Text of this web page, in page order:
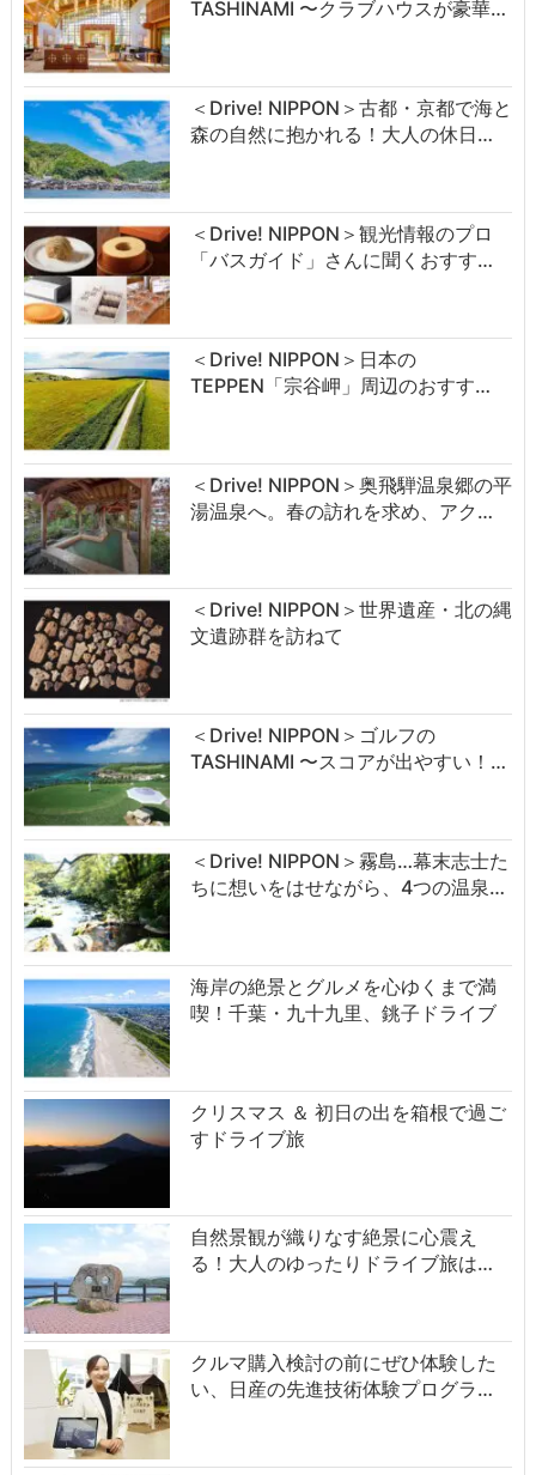
TASHINAMI 〜クラブハウスが豪華…
＜Drive! NIPPON＞古都・京都で海と
森の自然に抱かれる！大人の休日…
＜Drive! NIPPON＞観光情報のプロ
「バスガイド」さんに聞くおすす…
＜Drive! NIPPON＞日本の
TEPPEN「宗谷岬」周辺のおすす…
＜Drive! NIPPON＞奥飛騨温泉郷の平
湯温泉へ。春の訪れを求め、アク…
＜Drive! NIPPON＞世界遺産・北の縄
文遺跡群を訪ねて
＜Drive! NIPPON＞ゴルフの
TASHINAMI 〜スコアが出やすい！…
＜Drive! NIPPON＞霧島…幕末志士た
ちに想いをはせながら、4つの温泉…
海岸の絶景とグルメを心ゆくまで満
喫！千葉・九十九里、銚子ドライブ
クリスマス ＆ 初日の出を箱根で過ご
すドライブ旅
自然景観が織りなす絶景に心震え
る！大人のゆったりドライブ旅は…
クルマ購入検討の前にぜひ体験した
い、日産の先進技術体験プログラ…